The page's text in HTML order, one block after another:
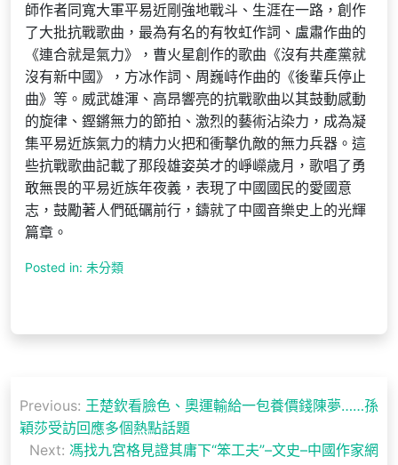
師作者同寬大軍平易近剛強地戰斗、生涯在一路，創作
了大批抗戰歌曲，最為有名的有牧虹作詞、盧肅作曲的
《連合就是氣力》，曹火星創作的歌曲《沒有共產黨就
沒有新中國》，方冰作詞、周巍峙作曲的《後輩兵停止
曲》等。威武雄渾、高昂響亮的抗戰歌曲以其鼓動感動
的旋律、鏗鏘無力的節拍、激烈的藝術沾染力，成為凝
集平易近族氣力的精力火把和衝擊仇敵的無力兵器。這
些抗戰歌曲記載了那段雄姿英才的崢嶸歲月，歌唱了勇
敢無畏的平易近族年夜義，表現了中國國民的愛國意
志，鼓勵著人們砥礪前行，鑄就了中國音樂史上的光輝
篇章。
Posted in: 未分類
章
導
Previous: 王楚欽看臉色、奧運輸給一包養價錢陳夢……孫
穎莎受訪回應多個熱點話題
Next: 馮找九宮格見證其庸下“笨工夫”–文史–中國作家網